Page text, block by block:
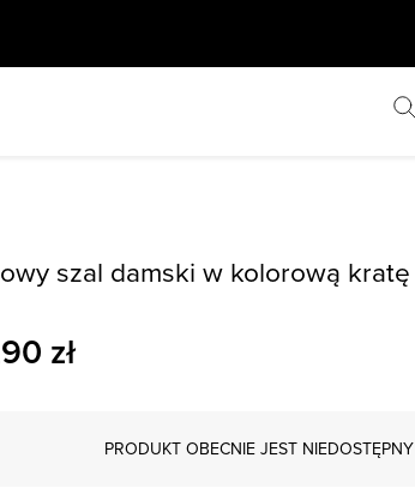
szal damski w kolorową kratę
zł
PRODUKT OBECNIE JEST NIEDOSTĘPNY